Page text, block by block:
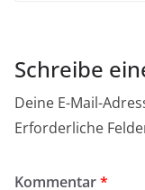
Schreibe
Deine E-Mail-
Erforderliche
Kommentar*